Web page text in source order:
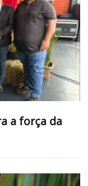
a força da